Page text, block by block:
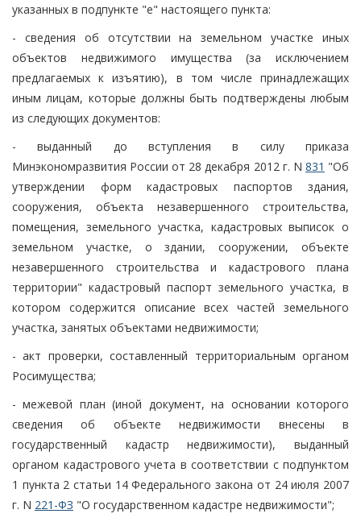
указанных в подпункте "е" настоящего пункта:
- сведения об отсутствии на земельном участке иных
объектов недвижимого имущества (за исключением
предлагаемых к изъятию), в том числе принадлежащих
иным лицам, которые должны быть подтверждены любым
из следующих документов:
- выданный до вступления в силу приказа
Минэкономразвития России от 28 декабря 2012 г. N 831 "Об
утверждении форм кадастровых паспортов здания,
сооружения, объекта незавершенного строительства,
помещения, земельного участка, кадастровых выписок о
земельном участке, о здании, сооружении, объекте
незавершенного строительства и кадастрового плана
территории" кадастровый паспорт земельного участка, в
котором содержится описание всех частей земельного
участка, занятых объектами недвижимости;
- акт проверки, составленный территориальным органом
Росимущества;
- межевой план (иной документ, на основании которого
сведения об объекте недвижимости внесены в
государственный кадастр недвижимости), выданный
органом кадастрового учета в соответствии с подпунктом
1 пункта 2 статьи 14 Федерального закона от 24 июля 2007
г. N 221-ФЗ "О государственном кадастре недвижимости";